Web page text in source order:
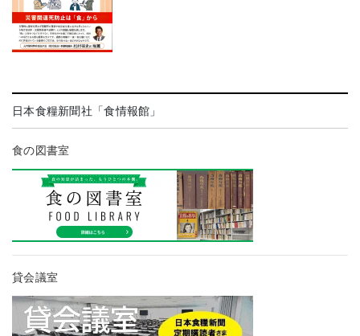
日本食糧新聞社「食情報館」
食の図書室
貸会議室